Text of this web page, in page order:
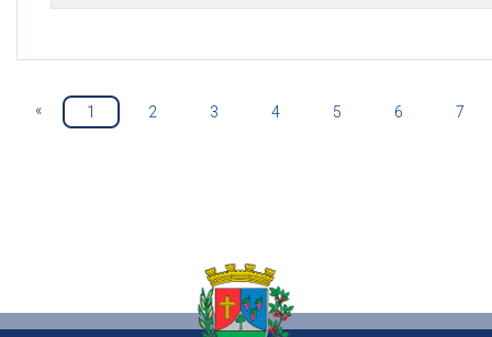
« 1 2 3 4 5 6 7